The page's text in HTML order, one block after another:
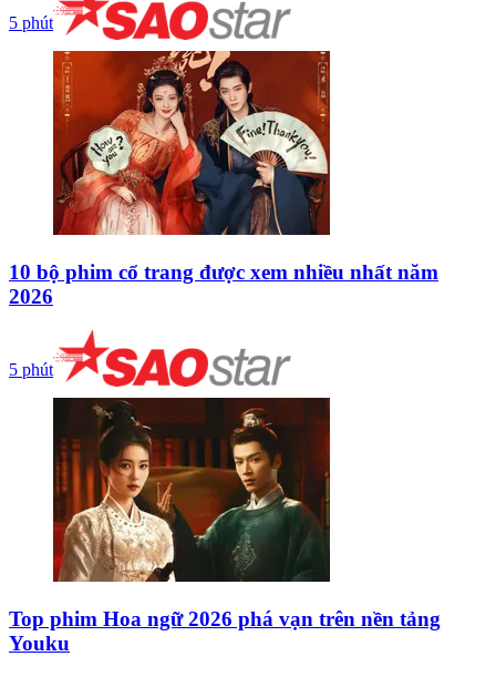
5 phút
10 bộ phim cổ trang được xem nhiều nhất năm
2026
5 phút
Top phim Hoa ngữ 2026 phá vạn trên nền tảng
Youku